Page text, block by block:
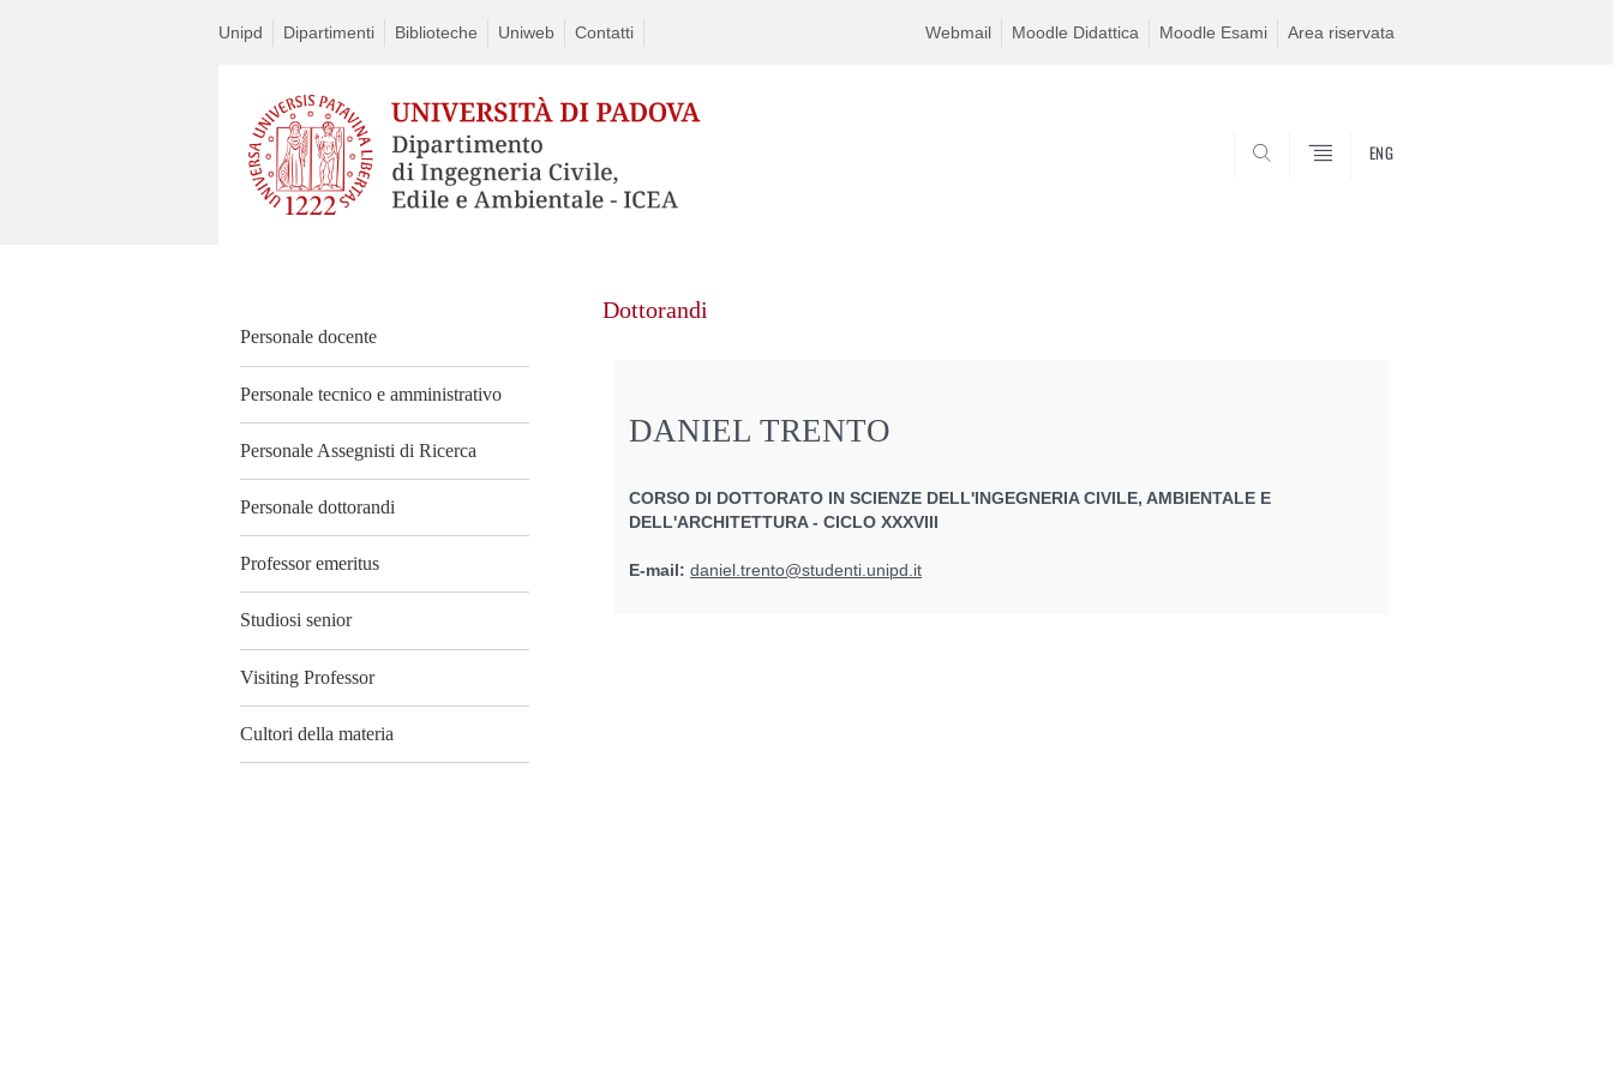
Unipd Dipartimenti Biblioteche Uniweb Contatti Webmail Moodle Didattica Moodle Esami Area riservata
ENG
Personale docente
Personale tecnico e amministrativo
Personale Assegnisti di Ricerca
Personale dottorandi
Professor emeritus
Studiosi senior
Visiting Professor
Cultori della materia
Dottorandi
DANIEL TRENTO
CORSO DI DOTTORATO IN SCIENZE DELL'INGEGNERIA CIVILE, AMBIENTALE E
DELL'ARCHITETTURA - CICLO XXXVIII
E-mail: daniel.trento@studenti.unipd.it